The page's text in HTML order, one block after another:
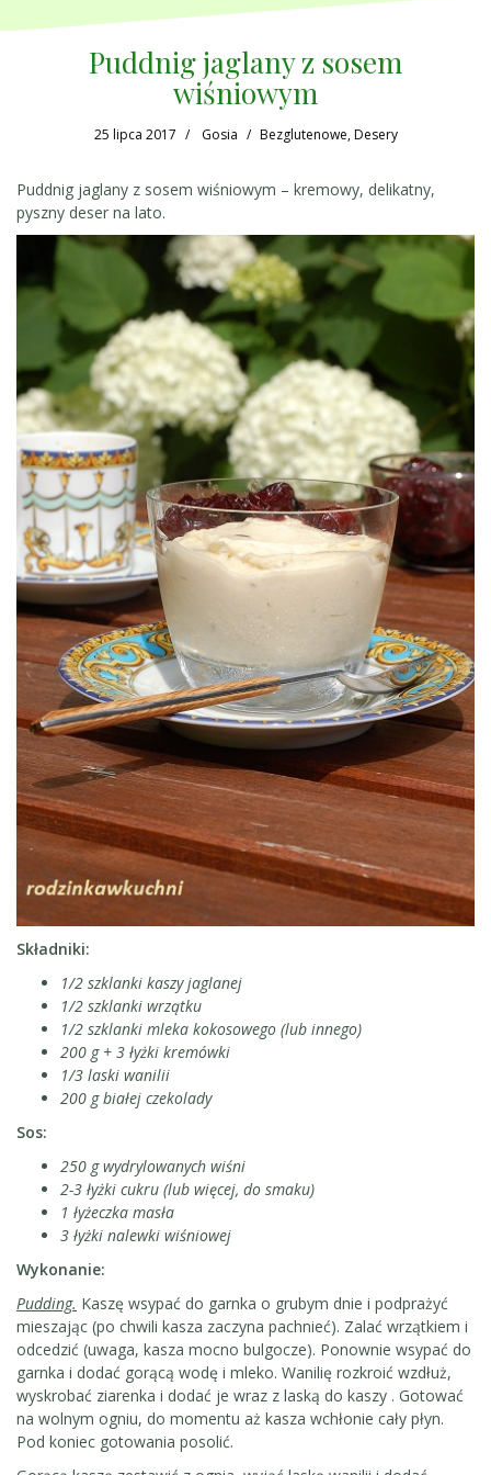
Puddnig jaglany z sosem
wiśniowym
25 lipca 2017 Gosia Bezglutenowe,Desery
Puddnig jaglany z sosem wiśniowym – kremowy, delikatny,
pyszny deser na lato.
Składniki:
1/2 szklanki kaszy jaglanej
1/2 szklanki wrzątku
1/2 szklanki mleka kokosowego (lub innego)
200 g + 3 łyżki kremówki
1/3 laski wanilii
200 g białej czekolady
Sos:
250 g wydrylowanych wiśni
2-3 łyżki cukru (lub więcej, do smaku)
1 łyżeczka masła
3 łyżki nalewki wiśniowej
Wykonanie:
Pudding. Kaszę wsypać do garnka o grubym dnie i podprażyć
mieszając (po chwili kasza zaczyna pachnieć). Zalać wrzątkiem i
odcedzić (uwaga, kasza mocno bulgocze). Ponownie wsypać do
garnka i dodać gorącą wodę i mleko. Wanilię rozkroić wzdłuż,
wyskrobać ziarenka i dodać je wraz z laską do kaszy . Gotować
na wolnym ogniu, do momentu aż kasza wchłonie cały płyn.
Pod koniec gotowania posolić.